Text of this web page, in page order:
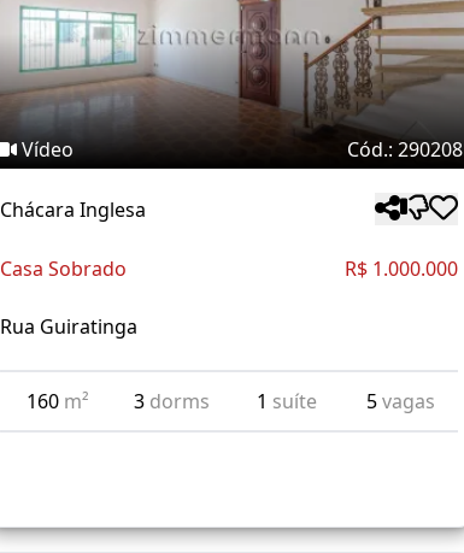
Vídeo Cód.: 290208
Chácara Inglesa
Casa Sobrado R$ 1.000.000
Rua Guiratinga
160 m² 3 dorms 1 suíte 5vagas